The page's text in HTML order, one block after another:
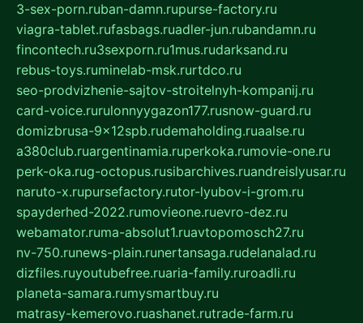
3-sex-porn.ruban-damn.rupurse-factory.ru
viagra-tablet.rufasbags.ruadler-jun.rubandamn.ru
fincontech.ru3sexporn.ru1mus.rudarksand.ru
rebus-toys.ruminelab-msk.rurtdco.ru
seo-prodvizhenie-sajtov-stroitelnyh-kompanij.ru
card-voice.rurulonnyygazon177.rusnow-guard.ru
domizbrusa-9x12spb.rudemaholding.ruaalse.ru
a380club.ruargentinamia.ruperkoka.rumovie-one.ru
perk-oka.rug-octopus.rusibarchives.ruandreislyusar.ru
naruto-x.rupursefactory.rutor-lyubov-i-grom.ru
spayderhed-2022.rumovieone.ruevro-dez.ru
webamator.ruma-absolut1.ruavtopomosch27.ru
nv-750.runews-plain.runertansaga.rudelanalad.ru
dizfiles.ruyoutubefree.ruaria-family.ruroadli.ru
planeta-samara.rumysmartbuy.ru
matrasy-kemerovo.ruashanet.rutrade-farm.ru